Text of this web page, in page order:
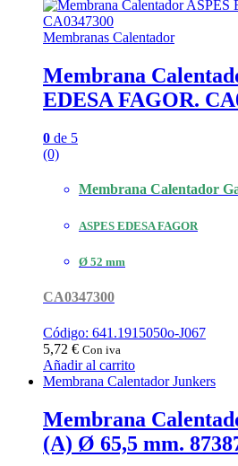
Membranas Calentador
Membrana
EDESA FAGOR.
0 de 5
(0)
Membrana Calentador
ASPES EDESA FAGOR
Ø 52 mm
CA0347300
Código: 641.1915050o-J067
5,72 € Con iva
Añadir al carrito
Membrana Calentador Junkers
Membrana
(A) Ø 65,5 mm.